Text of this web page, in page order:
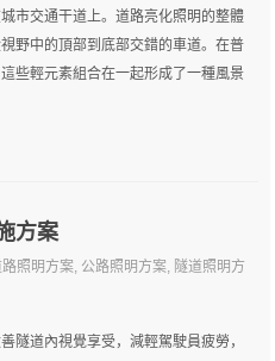
市交通干道上。道路亮化照明的整體
野中的頂部到底部交錯的車道。在普
些輕元素組合在一起形成了一種風景
方案
路照明方案, 公路照明方案, 隧道照明方
隧道內視覺享受，減輕駕駛員疲勞，